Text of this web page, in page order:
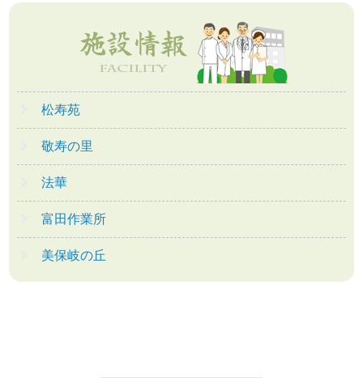
松寿苑
敬寿の里
法華
富田作業所
美保岐の丘